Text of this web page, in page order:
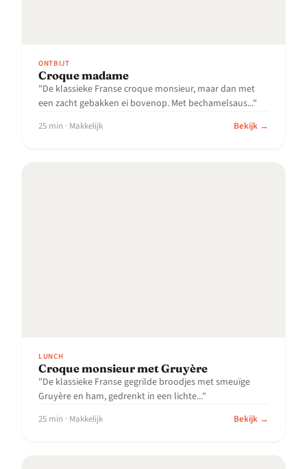
ONTBIJT
Croque madame
"De klassieke Franse croque monsieur, maar dan met
een zacht gebakken ei bovenop. Met bechamelsaus..."
25 min · Makkelijk Bekijk →
LUNCH
Croque monsieur met Gruyère
"De klassieke Franse gegrilde broodjes met smeuïge
Gruyère en ham, gedrenkt in een lichte..."
25 min · Makkelijk Bekijk →